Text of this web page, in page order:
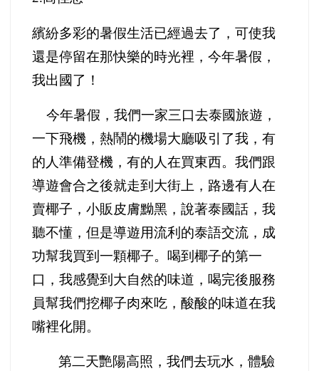
繽紛多彩的暑假生活已經過去了，可使我
還是停留在那快樂的時光裡，今年暑假，
我出國了！
今年暑假，我們一家三口去泰國旅遊，
一下飛機，熱鬧的機場大廳吸引了我，有
的人準備登機，有的人在買東西。我們跟
導遊會合之後就走到大街上，路邊有人在
賣椰子，小販皮膚黝黑，說著泰國話，我
聽不懂，但是導遊用流利的泰語交流，成
功幫我買到一顆椰子。喝到椰子的第一
口，我感覺到大自然的味道，喝完後服務
員幫我們挖椰子肉來吃，酸酸的味道在我
嘴裡化開。
第二天艷陽高照，我們去玩水，體驗